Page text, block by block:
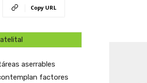
Copy URL
aserrables
factores